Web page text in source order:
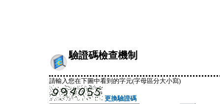
驗證碼檢查機制
請輸入您在下圖中看到的字元(字母區分大小寫)
更換驗證碼